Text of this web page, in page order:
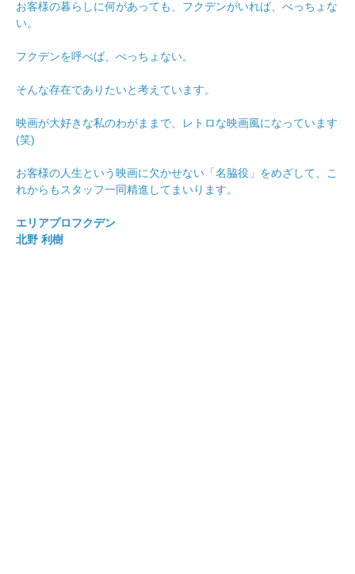
お客様の暮らしに何があっても、フクデンがいれば、べっちょな
い。
フクデンを呼べば、べっちょない。
そんな存在でありたいと考えています。
映画が大好きな私のわがままで、レトロな映画風になっています
(笑)
お客様の人生という映画に欠かせない「名脇役」をめざして、こ
れからもスタッフ一同精進してまいります。
エリアプロフクデン
北野 利樹